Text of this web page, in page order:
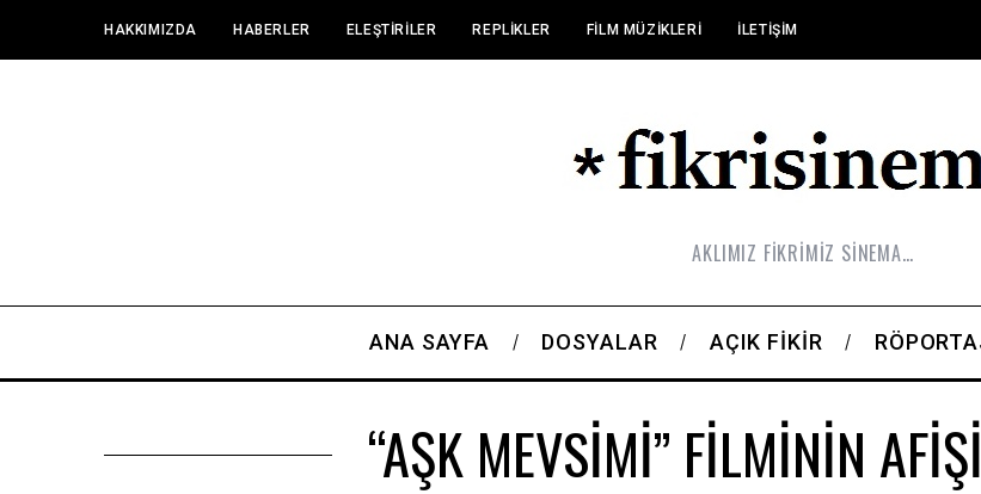
HAKKIMIZDA HABERLER ELEŞTIRILER REPLIKLER FILM MÜZIKLERI İLETIŞIM
AKLIMIZ FİKRİMİZ SİNEMA…
ANA SAYFA DOSYALAR AÇIK FIKIR
“AŞK MEVSİMİ” FİLMİNİN